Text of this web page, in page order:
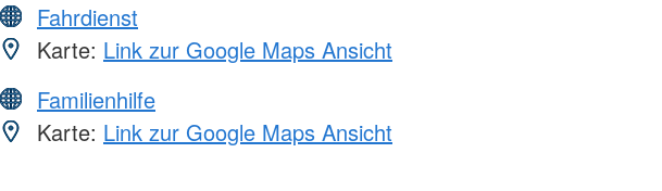
Fahrdienst
Karte: Link zur Google Maps Ansicht
Familienhilfe
Karte: Link zur Google Maps Ansicht